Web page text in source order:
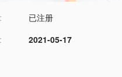
已注册
2021-05-17